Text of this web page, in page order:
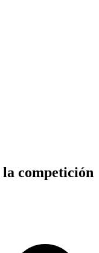
competición